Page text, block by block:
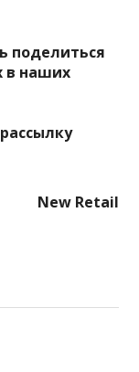
поделиться
в наших
New Retail